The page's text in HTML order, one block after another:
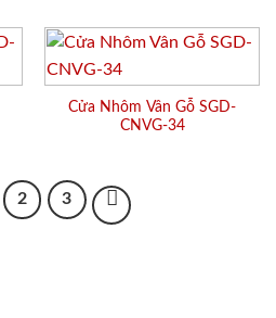
Cửa Nhôm Vân Gỗ SGD-
CNVG-34
2 3